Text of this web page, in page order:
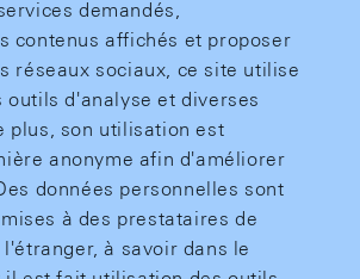
demandés,
contenus affichés et proposer
réseaux sociaux, ce site utilise
outils d'analyse et diverses
plus, son utilisation est
anonyme afin d'améliorer
données personnelles sont
à des prestataires de
à savoir dans le